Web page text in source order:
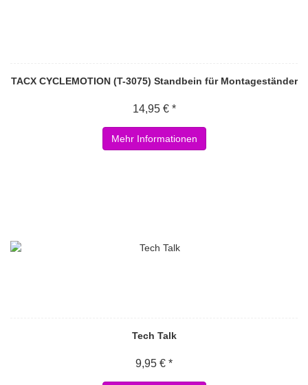
TACX CYCLEMOTION (T-3075) Standbein für Montageständer
14,95 € *
Mehr Informationen
Tech Talk
9,95 € *